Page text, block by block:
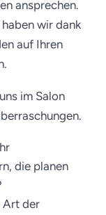
ansprechen.
wir dank
auf Ihren
im Salon
die planen
Art der